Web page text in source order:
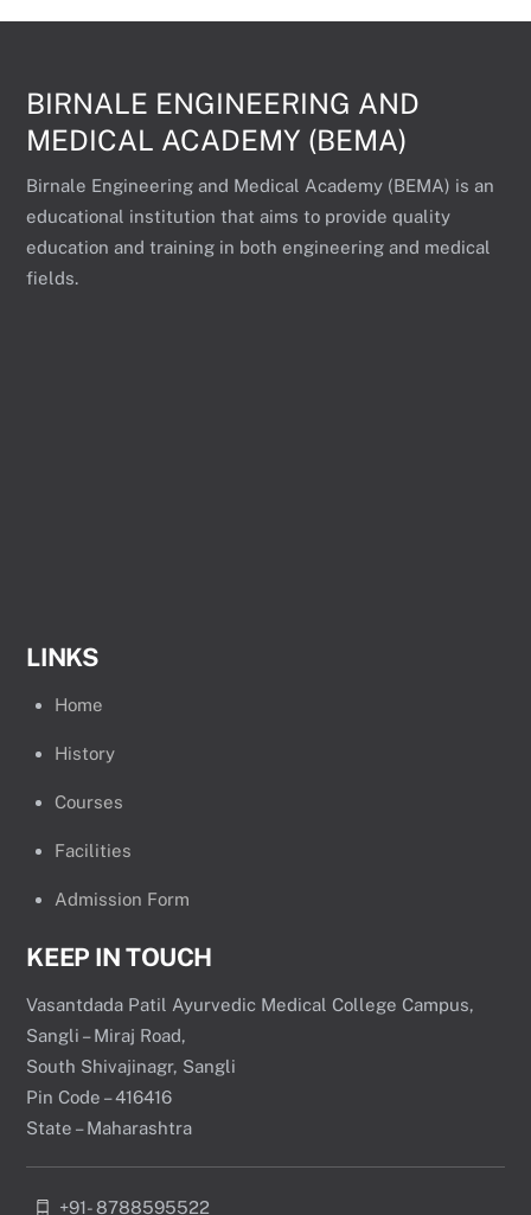
BIRNALE ENGINEERING AND
MEDICAL ACADEMY (BEMA)
Birnale Engineering and Medical Academy (BEMA) is an
educational institution that aims to provide quality
education and training in both engineering and medical
fields.
LINKS
Home
History
Courses
Facilities
Admission Form
KEEP IN TOUCH
Vasantdada Patil Ayurvedic Medical College Campus,
Sangli – Miraj Road,
South Shivajinagr, Sangli
Pin Code – 416416
State – Maharashtra
+91- 8788595522